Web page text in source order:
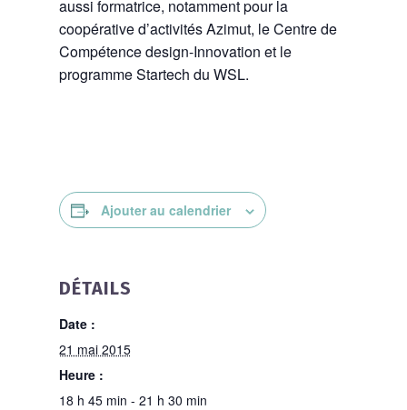
aussi formatrice, notamment pour la
coopérative d’activités Azimut, le Centre de
Compétence design-Innovation et le
programme Startech du WSL.
Ajouter au calendrier
DÉTAILS
Date :
21 mai 2015
Heure :
18 h 45 min - 21 h 30 min